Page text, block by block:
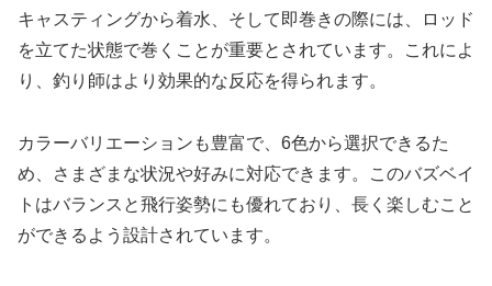
キャスティングから着水、そして即巻きの際には、ロッド
を立てた状態で巻くことが重要とされています。これによ
り、釣り師はより効果的な反応を得られます。
カラーバリエーションも豊富で、6色から選択できるた
め、さまざまな状況や好みに対応できます。このバズベイ
トはバランスと飛行姿勢にも優れており、長く楽しむこと
ができるよう設計されています。